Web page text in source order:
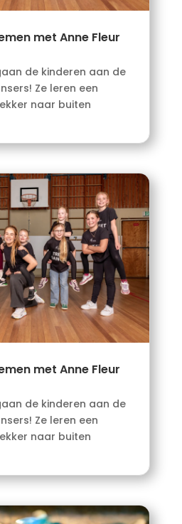
met Anne Fleur
de kinderen aan de
Ze leren een
naar buiten
met Anne Fleur
de kinderen aan de
Ze leren een
naar buiten